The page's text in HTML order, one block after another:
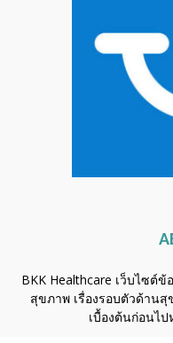
BKK Healthcare เว็บไซต์
สุขภาพ เรื่องรอบตัวด้าน
เบื้องต้นก่อนไป